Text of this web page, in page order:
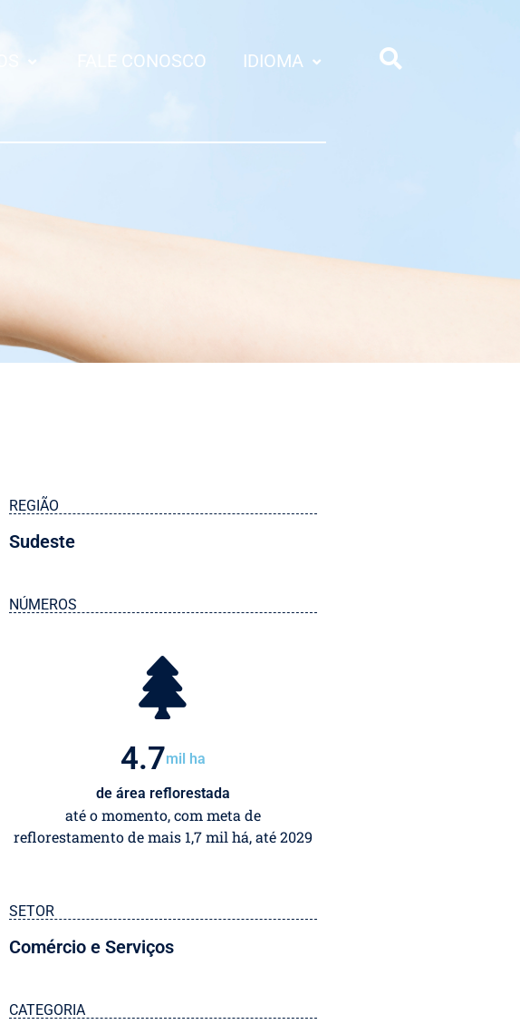
FALE CONOSCO IDIOMA
REGIÃO
Sudeste
NÚMEROS
4.7mil ha
de área reflorestada
até o momento, com meta de
reflorestamento de mais 1,7 mil há, até 2029
SETOR
Comércio e Serviços
CATEGORIA